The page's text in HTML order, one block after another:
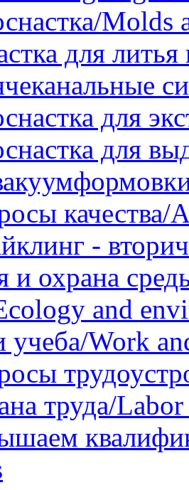
Molds
для литья
для
для
качества/
-
и охрана
and
учеба/Work
труда/Labor